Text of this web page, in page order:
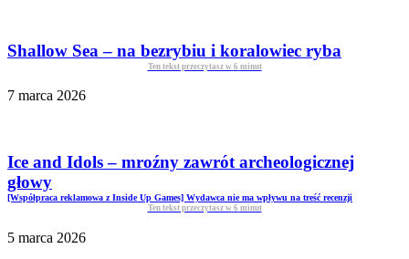
Shallow Sea – na bezrybiu i koralowiec ryba
Ten tekst przeczytasz w 6 minut
7 marca 2026
Ice and Idols – mroźny zawrót archeologicznej
głowy
[Współpraca reklamowa z Inside Up Games] Wydawca nie ma wpływu na treść recenzji
Ten tekst przeczytasz w 6 minut
5 marca 2026